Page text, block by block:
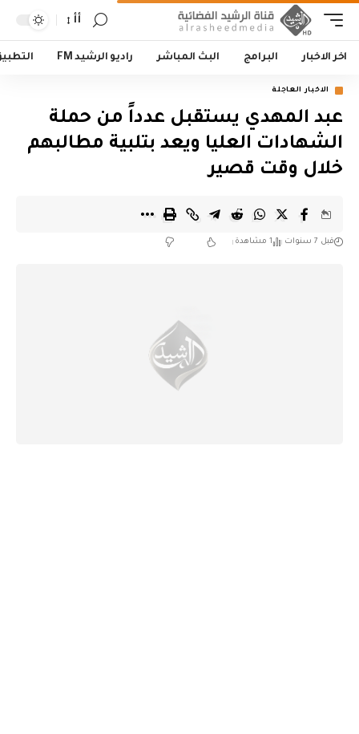
أأ
اخر الاخبار البرامج البث المباشر راديو الرشيد FM
الاخبار العاجلة
عبد المهدي يستقبل عدداً من حملة
الشهادات العليا ويعد بتلبية مطالبهم
خلال وقت قصير
قبل 7 سنوات 1 مشاهدة